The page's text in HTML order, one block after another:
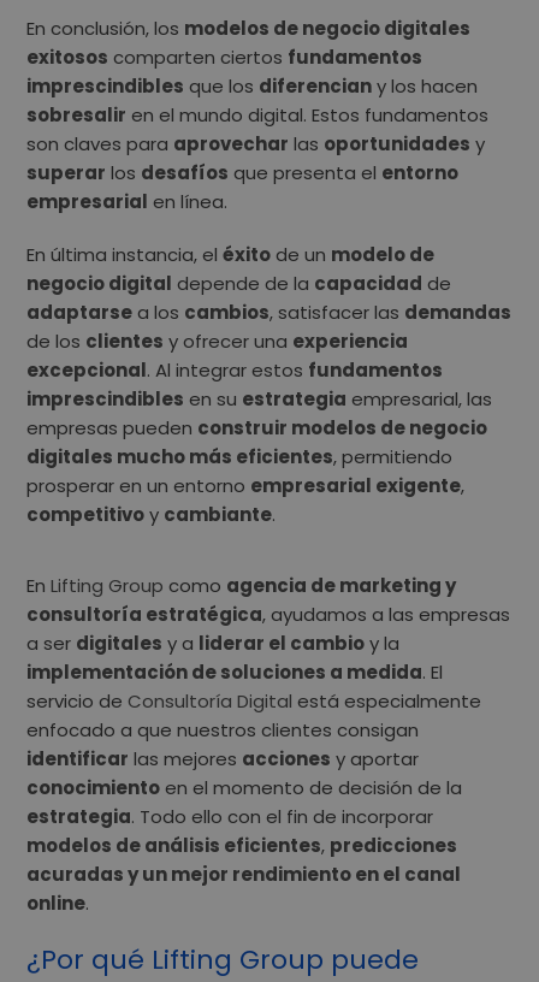
En conclusión, los modelos de negocio digitales
exitosos comparten ciertos fundamentos
imprescindibles que los diferenciany los hacen
sobresalir en el mundo digital. Estos fundamentos
son claves para aprovechar las oportunidades y
superar los desafíos que presenta el entorno
empresarial en línea.
En última instancia, eléxitode un modelo de
negocio digital depende de la capacidad de
adaptarsea los cambios, satisfacer las demandas
de los clientes y ofrecer una experiencia
excepcional. Al integrar estos fundamentos
imprescindibles en su estrategia empresarial, las
empresas pueden construir modelos de negocio
digitales mucho más eficientes,permitiendo
prosperar en un entorno empresarial exigente,
competitivoy cambiante.
EnLifting Group como agencia de marketing y
consultoría estratégica, ayudamos a las empresas
a ser digitales y a liderar el cambioy la
implementación de soluciones a medida. El
servicio de Consultoría Digital está especialmente
enfocado a que nuestros clientes consigan
identificar las mejores acciones y aportar
conocimiento en el momento de decisión de la
estrategia. Todo ello con el fin de incorporar
modelos de análisis eficientes, predicciones
acuradas y un mejor rendimiento en el canal
online.
¿Por qué Lifting Group puede